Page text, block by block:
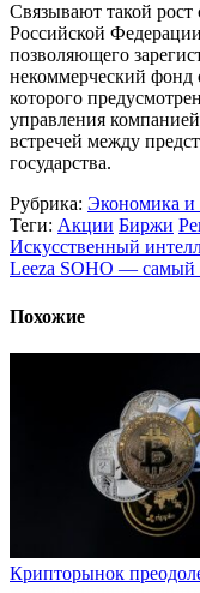
Связывают такой
Российской
позволяющего
некоммерческий фонд
которого
управления
встречей между
государства.
Рубрика: Экономика и
Теги: Акции Биржи
Искусственный
Leeza SOHO — самый
Похожие
Крипторынок